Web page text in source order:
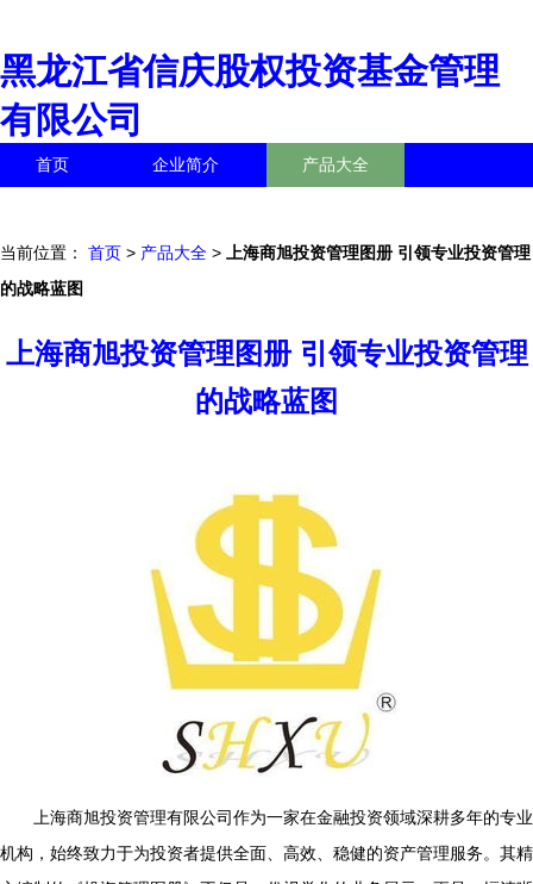
黑龙江省信庆股权投资基金管理
有限公司
首页 企业简介 产品大全
当前位置： 首页 > 产品大全 >
上海商旭投资管理图册 引领专业投资管理
的战略蓝图
上海商旭投资管理图册 引领专业投资管理
的战略蓝图
上海商旭投资管理有限公司作为一家在金融投资领域深耕多年的专业
机构，始终致力于为投资者提供全面、高效、稳健的资产管理服务。其精